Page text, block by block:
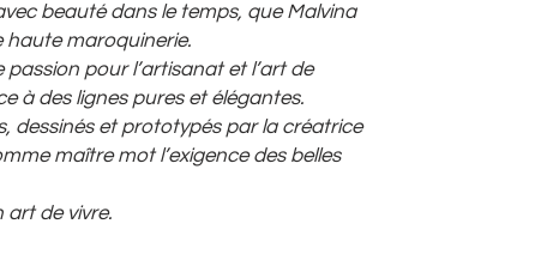
beauté dans le temps, que Malvina
haute maroquinerie.
passion pour l’artisanat et l’art de
à des lignes pures et élégantes.
dessinés et prototypés par la créatrice
maître mot l’exigence des belles
art de vivre.